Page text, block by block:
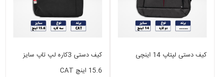
کیف دستی لپتاپ 14 اینچی
کیف دستی 3کاره لپ تاپ سایز
15.6 اینچ CAT